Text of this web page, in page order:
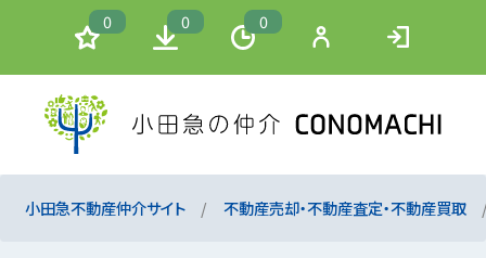
0 0 0
小田急不動産仲介サイト 不動産売却・不動産査定・不動産買取